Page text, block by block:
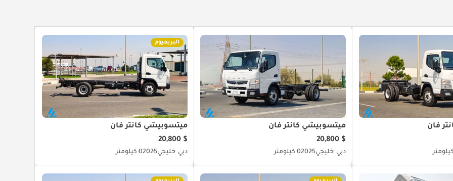
فان
ميتسوبيشي كانتر فان
$ 20,800
دبي خليجي20250 كيلومتر
البريميوم
ميتسوبيشي كانتر فان
$ 20,800
دبي خليجي20250 كيلومتر